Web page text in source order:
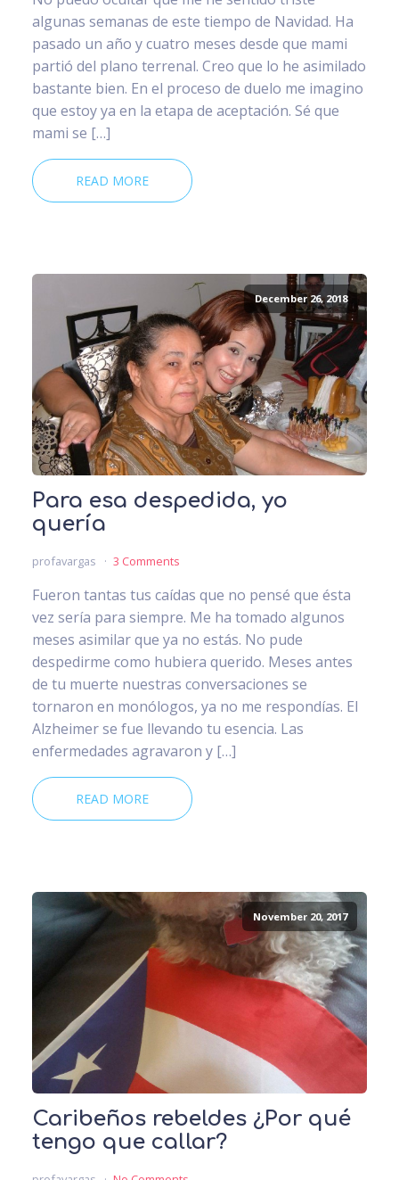
algunas semanas de este tiempo de Navidad. Ha
pasado un año y cuatro meses desde que mami
partió del plano terrenal. Creo que lo he asimilado
bastante bien. En el proceso de duelo me imagino
que estoy ya en la etapa de aceptación. Sé que
mami se […]
READ MORE
December 26, 2018
Para esa despedida, yo
quería
profavargas 3 Comments
Fueron tantas tus caídas que no pensé que ésta
vez sería para siempre. Me ha tomado algunos
meses asimilar que ya no estás. No pude
despedirme como hubiera querido. Meses antes
de tu muerte nuestras conversaciones se
tornaron en monólogos, ya no me respondías. El
Alzheimer se fue llevando tu esencia. Las
enfermedades agravaron y […]
READ MORE
November 20, 2017
Caribeños rebeldes ¿Por qué
tengo que callar?